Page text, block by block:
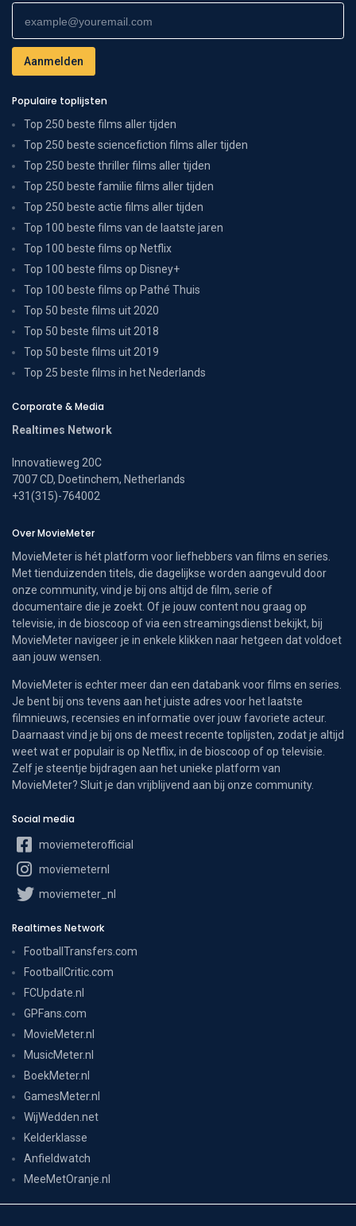
Populaire toplijsten
Top 250 beste films aller tijden
Top 250 beste sciencefiction films aller tijden
Top 250 beste thriller films aller tijden
Top 250 beste familie films aller tijden
Top 250 beste actie films aller tijden
Top 100 beste films van de laatste jaren
Top 100 beste films op Netflix
Top 100 beste films op Disney+
Top 100 beste films op Pathé Thuis
Top 50 beste films uit 2020
Top 50 beste films uit 2018
Top 50 beste films uit 2019
Top 25 beste films in het Nederlands
Corporate & Media
Realtimes Network
Innovatieweg 20C
7007 CD, Doetinchem, Netherlands
+31(315)-764002
Over MovieMeter
MovieMeter is hét platform voor liefhebbers van films en series.
Met tienduizenden titels, die dagelijkse worden aangevuld door
onze community, vind je bij ons altijd de film, serie of
documentaire die je zoekt. Of je jouw content nou graag op
televisie, in de bioscoop of via een streamingsdienst bekijkt, bij
MovieMeter navigeer je in enkele klikken naar hetgeen dat voldoet
aan jouw wensen.
MovieMeter is echter meer dan een databank voor films en series.
Je bent bij ons tevens aan het juiste adres voor het laatste
filmnieuws, recensies en informatie over jouw favoriete acteur.
Daarnaast vind je bij ons de meest recente toplijsten, zodat je altijd
weet wat er populair is op Netflix, in de bioscoop of op televisie.
Zelf je steentje bijdragen aan het unieke platform van
MovieMeter? Sluit je dan vrijblijvend aan bij onze community.
Social media
moviemeterofficial
moviemeternl
moviemeter_nl
Realtimes Network
FootballTransfers.com
FootballCritic.com
FCUpdate.nl
GPFans.com
MovieMeter.nl
MusicMeter.nl
BoekMeter.nl
GamesMeter.nl
WijWedden.net
Kelderklasse
Anfieldwatch
MeeMetOranje.nl